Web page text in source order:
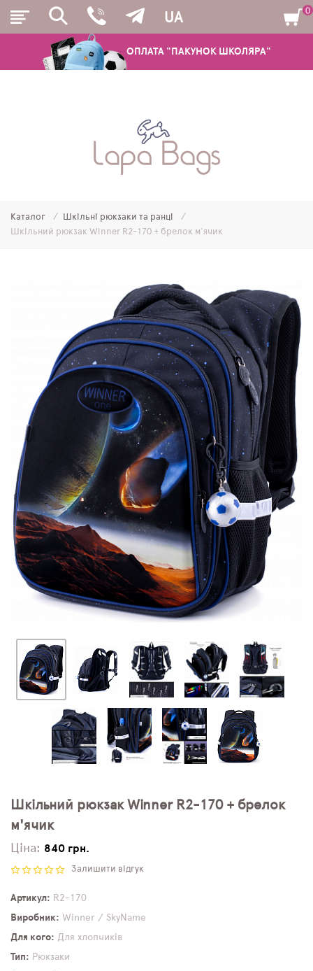
ОПЛАТА "ПАКУНОК ШКОЛЯРА"
UA
ШКІЛЬНІ РЮКЗАКИ ТА РАНЦІ
МОЛОДІЖНІ РЮКЗАКИ
ПЛЯШКИ ДЛЯ ВОДИ
SCHOOL STANDARD
SKYNAME
РОЗПРОДАЖ
0
Каталог
Шкільні рюкзаки та ранці
Шкільний рюкзак Winner R2-170 + брелок м'ячик
Шкільний рюкзак Winner R2-170 + брелок
м'ячик
Ціна: 840 грн.
Залишити відгук
Артикул
R2-170
Виробник
Winner / SkyName
Для кого
Для хлопчиків
Тип
Рюкзаки